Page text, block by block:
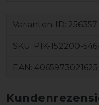
Varianten-ID: 256357
SKU: PIK-152200-
EAN: 4065973021625